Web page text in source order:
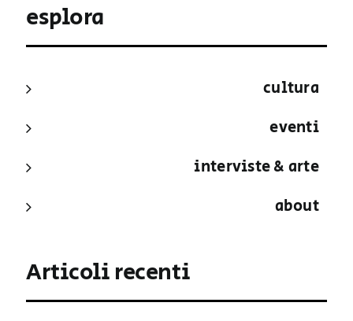
esplora
cultura
eventi
interviste & arte
about
Articoli recenti